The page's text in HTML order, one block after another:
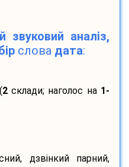
звуковий аналіз,
слова дата:
(2склади; наголос на 1-
дзвінкий парний,